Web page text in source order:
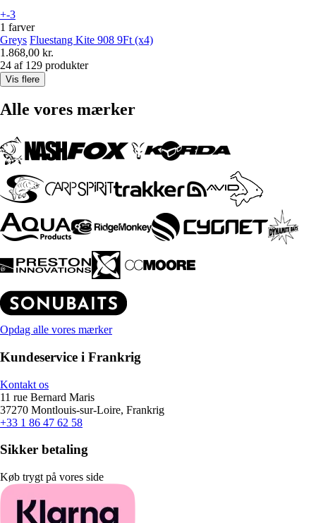
+-3
1 farver
Greys Fluestang Kite 908 9Ft (x4)
1.868,00 kr.
24 af 129 produkter
Vis flere
Alle vores mærker
Opdag alle vores mærker
Kundeservice i Frankrig
Kontakt os
11 rue Bernard Maris
37270 Montlouis-sur-Loire, Frankrig
+33 1 86 47 62 58
Sikker betaling
Køb trygt på vores side